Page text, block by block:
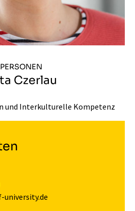
PERSONEN
Czerlau
und Interkulturelle Kompetenz